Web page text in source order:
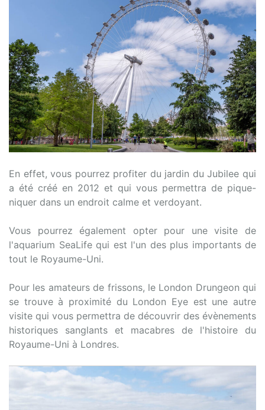
En effet, vous pourrez profiter du jardin du Jubilee qui
a été créé en 2012 et qui vous permettra de pique-
niquer dans un endroit calme et verdoyant.
Vous pourrez également opter pour une visite de
l'aquarium SeaLife qui est l'un des plus importants de
tout le Royaume-Uni.
Pour les amateurs de frissons, le London Drungeon qui
se trouve à proximité du London Eye est une autre
visite qui vous permettra de découvrir des évènements
historiques sanglants et macabres de l'histoire du
Royaume-Uni à Londres.